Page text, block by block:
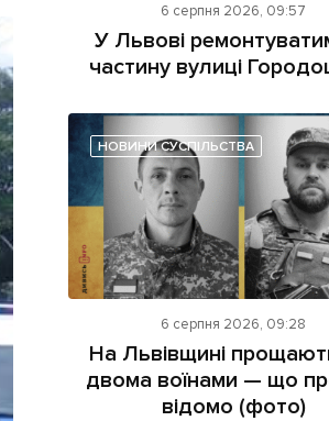
на сайті
6 серпня 2026, 09:57
У Львові
частину вулиці
НОВИНИ СУСПІЛЬСТВА
6 серпня 2026, 09:28
На Львівщині
двома воїнами — що
відомо (фото)